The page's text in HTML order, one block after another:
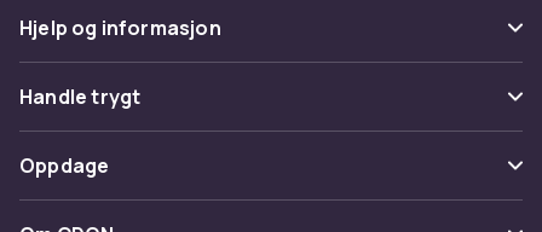
Klappstoler, gyngestoler og
gulvstoler
Klappstoler og paller
trenger ekstra sitteplasser som er lette å
oppbevare.
Hjelp og informasjon
Vanlige spørsmål
Spor pakke
Angre & returner her
Handle trygt
Betaling
Levering
Oppdage
Kategorier